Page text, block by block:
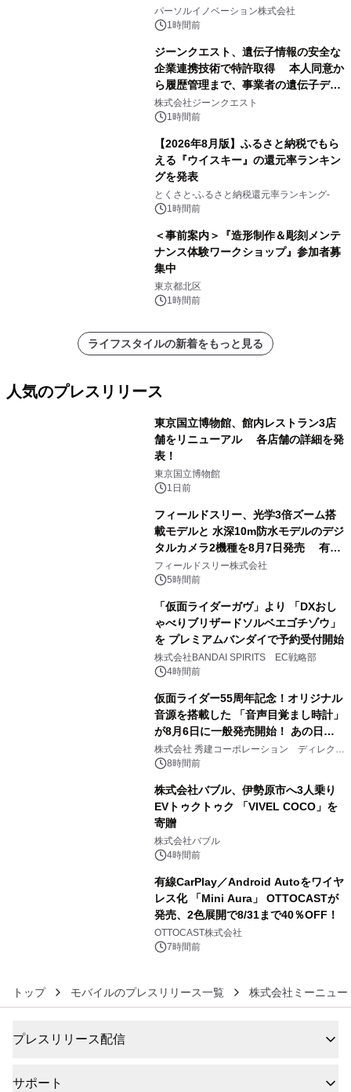
パーソルイノベーション株式会社
1時間前
ジーンクエスト、遺伝子情報の安全な
企業連携技術で特許取得 本人同意か
ら履歴管理まで、事業者の遺伝子デー
タ活用を支援
株式会社ジーンクエスト
1時間前
【2026年8月版】ふるさと納税でもら
える『ウイスキー』の還元率ランキン
グを発表
とくさと-ふるさと納税還元率ランキング-
1時間前
＜事前案内＞『造形制作＆彫刻メンテ
ナンス体験ワークショップ』参加者募
集中
東京都北区
1時間前
ライフスタイルの新着をもっと見る
人気のプレスリリース
東京国立博物館、館内レストラン3店
舗をリニューアル 各店舗の詳細を発
表！
東京国立博物館
1日前
フィールドスリー、光学3倍ズーム搭
載モデルと 水深10m防水モデルのデジ
タルカメラ2機種を8月7日発売 有効
約1300万画素、用途別に選べるコンデ
ジ新登場
フィールドスリー株式会社
5時間前
「仮面ライダーガヴ」より 「DXおし
ゃべりブリザードソルベエゴチゾウ」
を プレミアムバンダイで予約受付開始
株式会社BANDAI SPIRITS EC戦略部
4時間前
仮面ライダー55周年記念！オリジナル
音源を搭載した 「音声目覚まし時計」
が8月6日に一般発売開始！ あの日の
大興奮が今甦る
株式会社 秀建コーポレーション ディレクト
アートギャラリー
8時間前
株式会社バブル、伊勢原市へ3人乗り
EVトゥクトゥク 「VIVEL COCO」を
寄贈
株式会社バブル
4時間前
有線CarPlay／Android Autoをワイヤ
レス化 「Mini Aura」 OTTOCASTが
発売、2色展開で8/31まで40％OFF！
OTTOCAST株式会社
7時間前
トップ モバイルのプレスリリース一覧 株式会社ミーニュー
プレスリリース配信
サポート